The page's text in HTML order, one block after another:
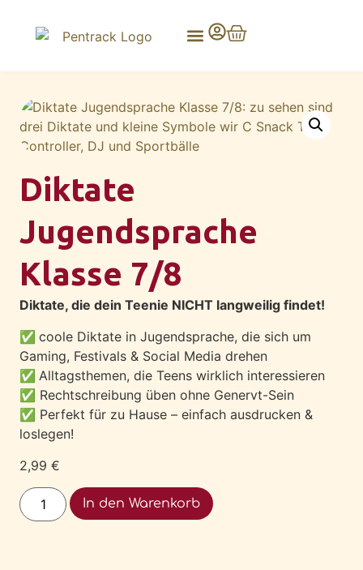
Diktate
Jugendsprache
Klasse 7/8
Diktate, die dein Teenie NICHT langweilig findet!
✅ coole Diktate in Jugendsprache, die sich um
Gaming, Festivals & Social Media drehen
✅ Alltagsthemen, die Teens wirklich interessieren
✅ Rechtschreibung üben ohne Genervt-Sein
✅ Perfekt für zu Hause – einfach ausdrucken &
loslegen!
2,99 €
In den Warenkorb